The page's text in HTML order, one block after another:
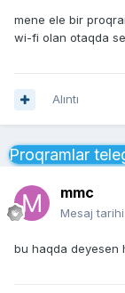
mene ele bir
wi-fi olan otaqda
Alıntı
Proqramlar
mmc
Mesaj tarihi:
bu haqda deyesen